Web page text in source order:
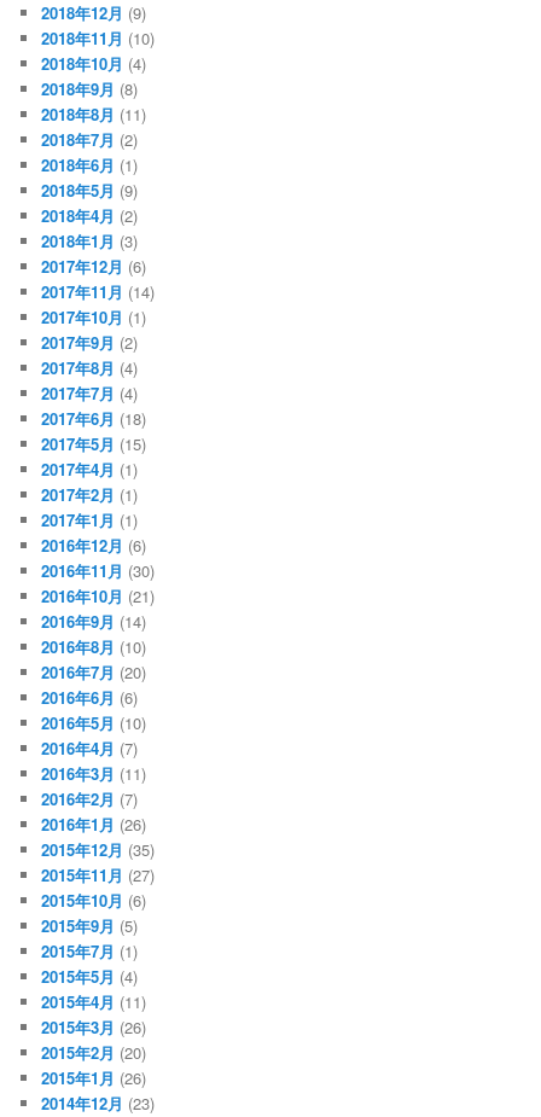
2018年12月 (9)
2018年11月 (10)
2018年10月 (4)
2018年9月 (8)
2018年8月 (11)
2018年7月 (2)
2018年6月 (1)
2018年5月 (9)
2018年4月 (2)
2018年1月 (3)
2017年12月 (6)
2017年11月 (14)
2017年10月 (1)
2017年9月 (2)
2017年8月 (4)
2017年7月 (4)
2017年6月 (18)
2017年5月 (15)
2017年4月 (1)
2017年2月 (1)
2017年1月 (1)
2016年12月 (6)
2016年11月 (30)
2016年10月 (21)
2016年9月 (14)
2016年8月 (10)
2016年7月 (20)
2016年6月 (6)
2016年5月 (10)
2016年4月 (7)
2016年3月 (11)
2016年2月 (7)
2016年1月 (26)
2015年12月 (35)
2015年11月 (27)
2015年10月 (6)
2015年9月 (5)
2015年7月 (1)
2015年5月 (4)
2015年4月 (11)
2015年3月 (26)
2015年2月 (20)
2015年1月 (26)
2014年12月 (23)